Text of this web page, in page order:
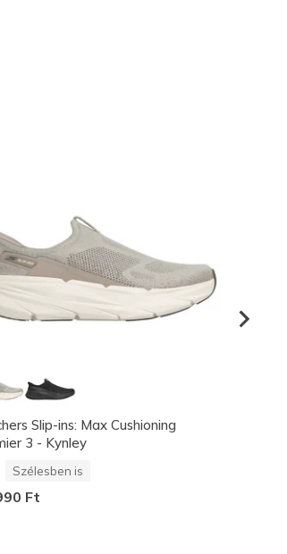
Slip-ins: Max Cushioning
3 - Kynley
Szélesben is
Ft